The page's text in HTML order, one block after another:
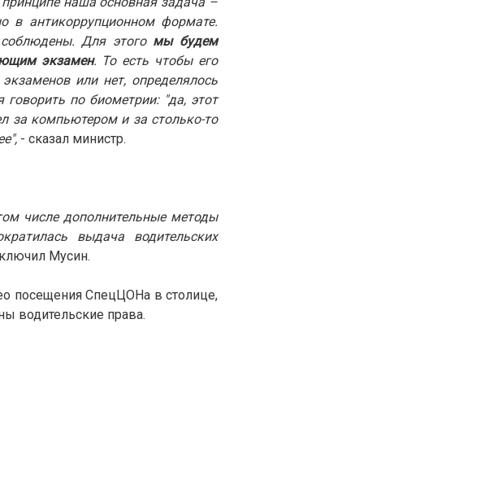
в антикоррупционном формате.
Для этогомы будем
экзамен. То есть чтобы его
или нет, определялось
говорить по биометрии: "да, этот
за компьютером и за столько-то
- сказал министр.
числе дополнительные методы
выдача водительских
Мусин.
посещения СпецЦОНа в столице,
водительские права.